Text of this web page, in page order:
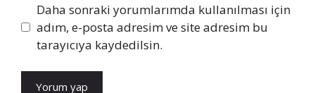
Daha sonraki yorumlarımda kullanılması için
adım, e-posta adresim ve site adresim bu
tarayıcıya kaydedilsin.